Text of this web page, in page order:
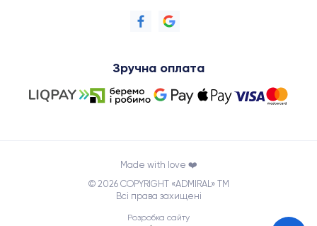
Зручна оплата
Made with love ❤️
© 2026 COPYRIGHT «ADMIRAL» TM
Всі права захищені
Розробка сайту